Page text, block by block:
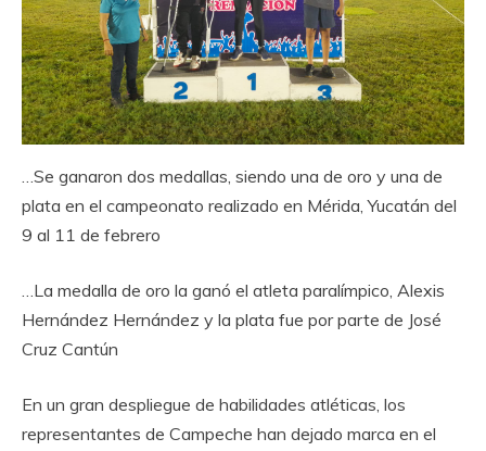
…Se ganaron dos medallas, siendo una de oro y una de
plata en el campeonato realizado en Mérida, Yucatán del
9 al 11 de febrero
…La medalla de oro la ganó el atleta paralímpico, Alexis
Hernández Hernández y la plata fue por parte de José
Cruz Cantún
En un gran despliegue de habilidades atléticas, los
representantes de Campeche han dejado marca en el